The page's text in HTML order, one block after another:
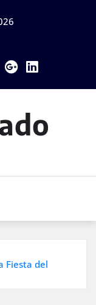
Fiesta del